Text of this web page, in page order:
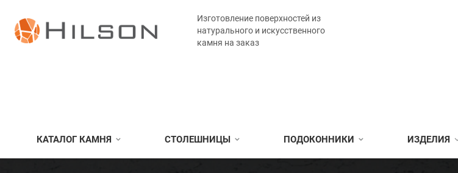
Изготовление поверхностей из
натурального и искусственного
камня на заказ
КАТАЛОГ КАМНЯ СТОЛЕШНИЦЫ ПОДОКОННИКИ ИЗДЕЛИЯ